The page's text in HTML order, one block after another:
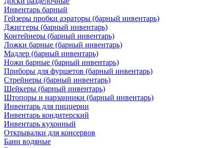
Инвентарь барный
Гейзеры пробки аэраторы (барный инвентарь)
Джиггеры (барный инвентарь)
Контейнеры (барный инвентарь)
Ложки барные (барный инвентарь)
Мадлер (барный инвентарь)
Ножи барные (барный инвентарь)
Приборы для фуршетов (барный инвентарь)
Стрейнеры (барный инвентарь)
Шейкеры (барный инвентарь)
Штопоры и нарзанники (барный инвентарь)
Инвентарь для пиццерии
Инвентарь кондитерский
Инвентарь кухонный
Открывалки для консервов
Бани водяные